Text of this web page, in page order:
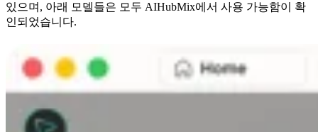
있으며, 아래 모델들은 모두 AIHubMix에서 사용 가능함이 확
인되었습니다.